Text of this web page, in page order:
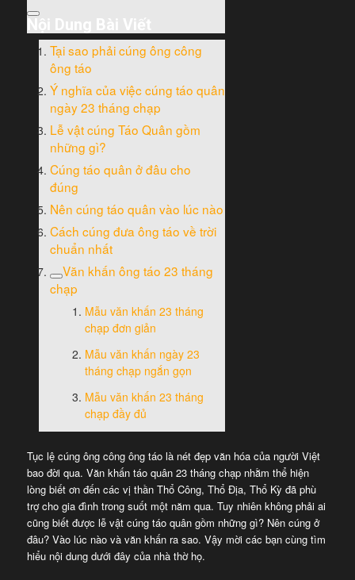
Tại sao phải cúng ông công
ông táo
Ý nghĩa của việc cúng táo quân
ngày 23 tháng chạp
Lễ vật cúng Táo Quân gồm
những gì?
Cúng táo quân ở đâu cho
đúng
Nên cúng táo quân vào lúc nào
Cách cúng đưa ông táo về trời
chuẩn nhất
Văn khấn ông táo 23 tháng
chạp
Mẫu văn khấn 23 tháng
chạp đơn giản
Mẫu văn khấn ngày 23
tháng chạp ngắn gọn
Mẫu văn khấn 23 tháng
chạp đầy đủ
Tục lệ cúng ông công ông táo là nét đẹp văn hóa của người Việt
bao đời qua. Văn khấn táo quân 23 tháng chạp nhằm thể hiện
lòng biết ơn đến các vị thần Thổ Công, Thổ Địa, Thổ Kỳ đã phù
trợ cho gia đình trong suốt một năm qua. Tuy nhiên không phải ai
cũng biết được lễ vật cúng táo quân gồm những gì? Nên cúng ở
đâu? Vào lúc nào và văn khấn ra sao. Vậy mời các bạn cùng tìm
hiểu nội dung dưới đây của nhà thờ họ.